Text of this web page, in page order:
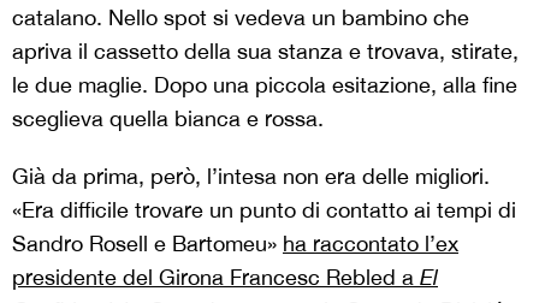
catalano. Nello spot si vedeva un bambino che
apriva il cassetto della sua stanza e trovava, stirate,
le due maglie. Dopo una piccola esitazione, alla fine
sceglieva quella bianca e rossa.
Già da prima, però, l’intesa non era delle migliori.
«Era difficile trovare un punto di contatto ai tempi di
Sandro Rosell e Bartomeu» ha raccontato l’ex
presidente del Girona Francesc Rebled a El